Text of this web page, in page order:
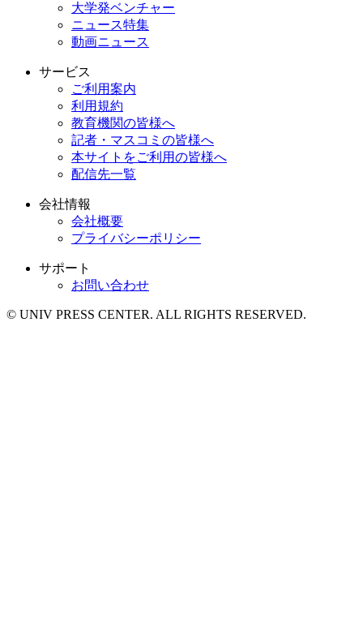
大学発ベンチャー
ニュース特集
動画ニュース
サービス
ご利用案内
利用規約
教育機関の皆様へ
記者・マスコミの皆様へ
本サイトをご利用の皆様へ
配信先一覧
会社情報
会社概要
プライバシーポリシー
サポート
お問い合わせ
© UNIV PRESS CENTER. ALL RIGHTS RESERVED.